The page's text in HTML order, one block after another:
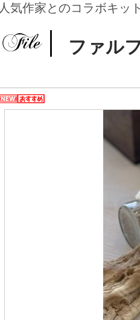
人気作家とのコラボキ
ファル